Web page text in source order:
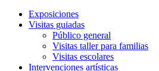
Exposiciones
Visitas guiadas
Público general
Visitas taller para familias
Visitas escolares
Intervenciones artísticas